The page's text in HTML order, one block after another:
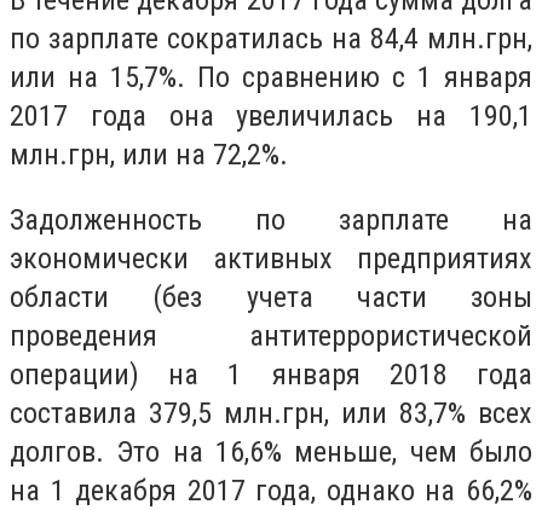
по зарплате сократилась на 84,4 млн.грн,
или на 15,7%. По сравнению с 1 января
2017 года она увеличилась на 190,1
млн.грн, или на 72,2%.
Задолженность по зарплате на
экономически активных предприятиях
области (без учета части зоны
проведения антитеррористической
операции) на 1 января 2018 года
составила 379,5 млн.грн, или 83,7% всех
долгов. Это на 16,6% меньше, чем было
на 1 декабря 2017 года, однако на 66,2%